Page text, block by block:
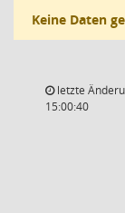
Keine Daten
letzte
15:00:40